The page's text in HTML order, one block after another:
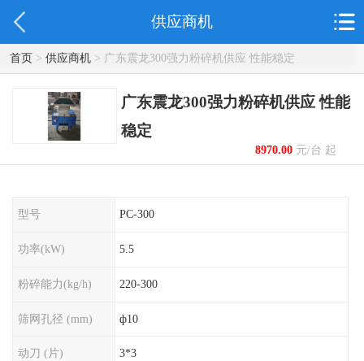
供应商机
首页> 供应商机> 广东震龙300强力粉碎机供应 性能稳定
广东震龙300强力粉碎机供应 性能
稳定
8970.00元/台 起
型号 PC-300
功率(kW) 5.5
粉碎能力(kg/h) 220-300
筛网孔径 (mm) ф10
动刀 (片) 3*3